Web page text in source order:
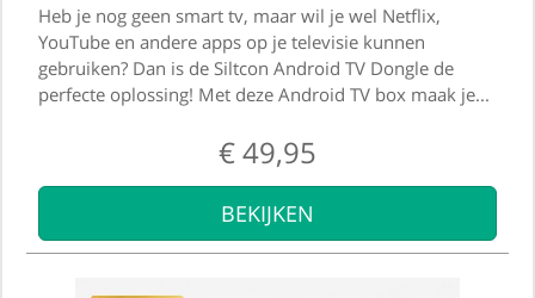
Heb je nog geen smart tv, maar wil je wel Netflix,
YouTube en andere apps op je televisie kunnen
gebruiken? Dan is de Siltcon Android TV Dongle de
perfecte oplossing! Met deze Android TV box maak je...
€49,95
BEKIJKEN